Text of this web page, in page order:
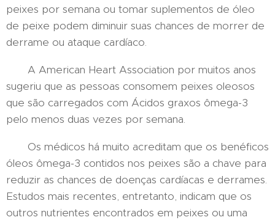
peixes por semana ou tomar suplementos de óleo
de peixe podem diminuir suas chances de morrer de
derrame ou ataque cardíaco.
A American Heart Association por muitos anos
sugeriu que as pessoas consomem peixes oleosos
que são carregados com Ácidos graxos ômega-3
pelo menos duas vezes por semana.
Os médicos há muito acreditam que os benéficos
óleos ômega-3 contidos nos peixes são a chave para
reduzir as chances de doenças cardíacas e derrames.
Estudos mais recentes, entretanto, indicam que os
outros nutrientes encontrados em peixes ou uma